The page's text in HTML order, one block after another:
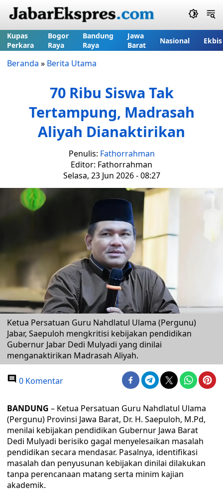
Kupas
Perkara
Bogor
Raya
Bandung
Raya
Jawa
Barat
Nasional Ekbis
Beranda » Berita Utama
70 Ribu Siswa Tak
Tertampung, Madrasah
Aliyah Dianaktirikan
Penulis: Fathorrahman
Editor: Fathorrahman
Selasa, 23 Jun 2026 - 08:27
Ketua Persatuan Guru Nahdlatul Ulama (Pergunu)
Jabar, Saepuloh mengkritisi kebijakan pendidikan
Gubernur Jabar Dedi Mulyadi yang dinilai
menganaktirikan Madrasah Aliyah.
0 Komentar
BANDUNG – Ketua Persatuan Guru Nahdlatul Ulama
(Pergunu) Provinsi Jawa Barat, Dr. H. Saepuloh, M.Pd,
menilai kebijakan pendidikan Gubernur Jawa Barat
Dedi Mulyadi berisiko gagal menyelesaikan masalah
pendidikan secara mendasar. Pasalnya, identifikasi
masalah dan penyusunan kebijakan dinilai dilakukan
tanpa perencanaan matang serta minim kajian
akademik.